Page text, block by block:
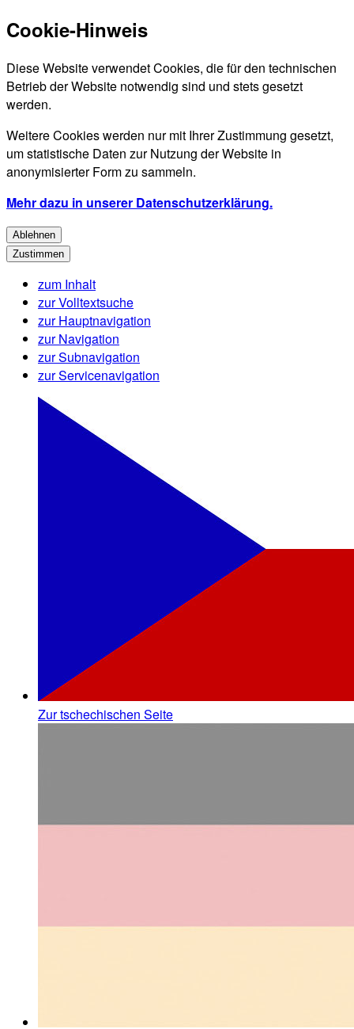
Cookie-Hinweis
Diese Website verwendet Cookies, die für den technischen
Betrieb der Website notwendig sind und stets gesetzt
werden.
Weitere Cookies werden nur mit Ihrer Zustimmung gesetzt,
um statistische Daten zur Nutzung der Website in
anonymisierter Form zu sammeln.
Mehr dazu in unserer Datenschutzerklärung.
Ablehnen
Zustimmen
zum Inhalt
zur Volltextsuche
zur Hauptnavigation
zur Navigation
zur Subnavigation
zur Servicenavigation
Zur tschechischen Seite